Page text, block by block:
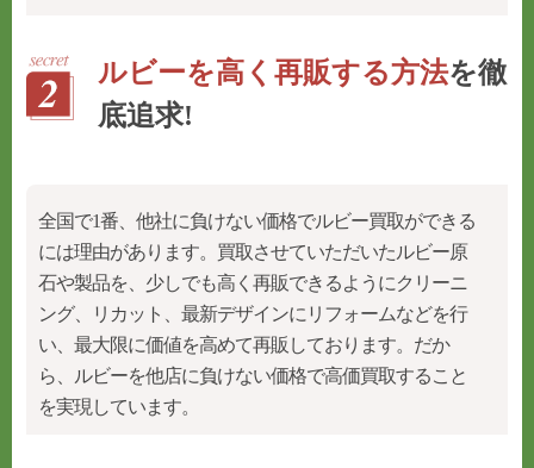
ルビーを高く再販する方法を徹
底追求!
全国で1番、他社に負けない価格でルビー買取ができる
には理由があります。 買取させていただいたルビー原
石や製品を、少しでも高く再販できるようにクリーニ
ング、リカット、最新デザインにリフォームなどを行
い、最大限に価値を高めて再販 しております。だか
ら、 ルビーを他店に負けない価格で高価買取すること
を実現しています。